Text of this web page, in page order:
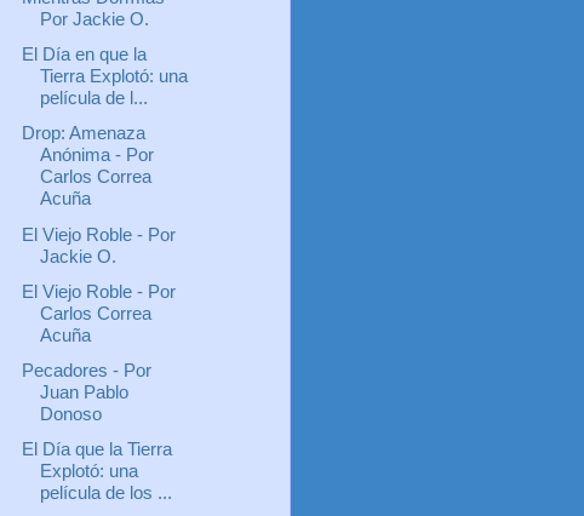
Por Jackie O.
El Día en que la
Tierra Explotó: una
película de l...
Drop: Amenaza
Anónima - Por
Carlos Correa
Acuña
El Viejo Roble - Por
Jackie O.
El Viejo Roble - Por
Carlos Correa
Acuña
Pecadores - Por
Juan Pablo
Donoso
El Día que la Tierra
Explotó: una
película de los ...